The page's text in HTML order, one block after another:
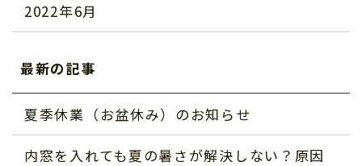
2022年6月
最新の記事
夏季休業（お盆休み）のお知らせ
内窓を入れても夏の暑さが解決しない？原因